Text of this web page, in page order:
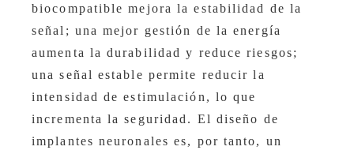
biocompatible mejora la estabilidad de la
señal; una mejor gestión de la energía
aumenta la durabilidad y reduce riesgos;
una señal estable permite reducir la
intensidad de estimulación, lo que
incrementa la seguridad. El diseño de
implantes neuronales es, por tanto, un